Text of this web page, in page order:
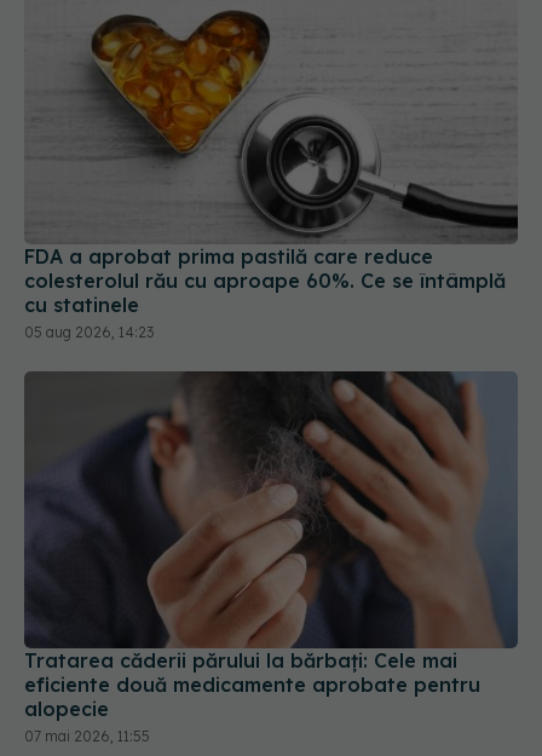
FDA a aprobat prima pastilă care reduce
colesterolul rău cu aproape 60%. Ce se întâmplă
05 aug 2026, 14:23
Tratarea căderii părului la bărbați: Cele mai
eficiente două medicamente aprobate pentru
07 mai 2026, 11:55